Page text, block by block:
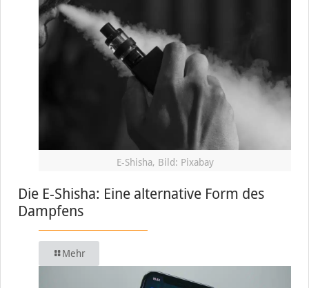
E-Shisha, Bild: Pixabay
Die E-Shisha: Eine alternative Form des
Dampfens
Mehr